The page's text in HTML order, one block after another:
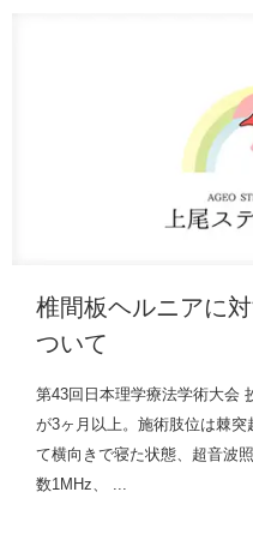
椎間板ヘルニアに
ついて
第43回日本理学療法学術大会
が3ヶ月以上。施術肢位は棘
て横向きで寝た状態、超音波
数1MHz、 ...